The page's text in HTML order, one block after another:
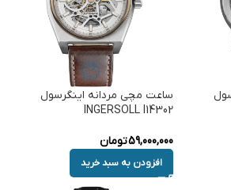
ساعت مچی مردانه اینگرسول
INGERSOLL I14302
59,000,000تومان
افزودن به سبد خرید